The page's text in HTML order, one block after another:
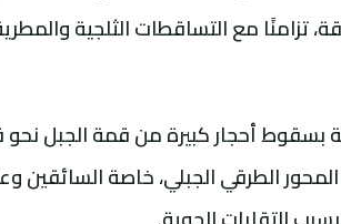
تزامنًا مع التساقطات الثلجية
بسقوط أحجار كبيرة من قمة الجبل نحو
الطرقي الجبلي، خاصة السائقين